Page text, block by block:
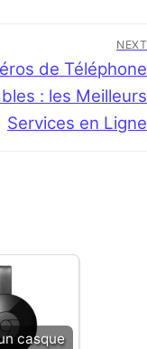
NEXT
de Téléphone
: les Meilleurs
Services en Ligne
casque